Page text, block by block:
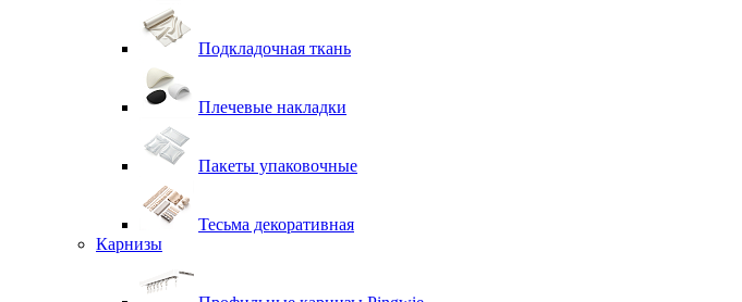
Подкладочная ткань
Плечевые накладки
Пакеты упаковочные
Тесьма декоративная
Карнизы